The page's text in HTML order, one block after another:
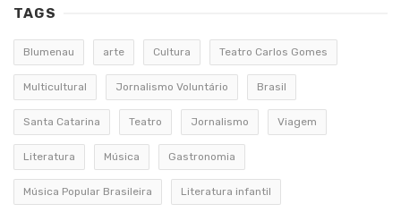
TAGS
Blumenau arte Cultura Teatro Carlos Gomes
Multicultural Jornalismo Voluntário Brasil
Santa Catarina Teatro Jornalismo Viagem
Literatura Música Gastronomia
Música Popular Brasileira Literatura infantil